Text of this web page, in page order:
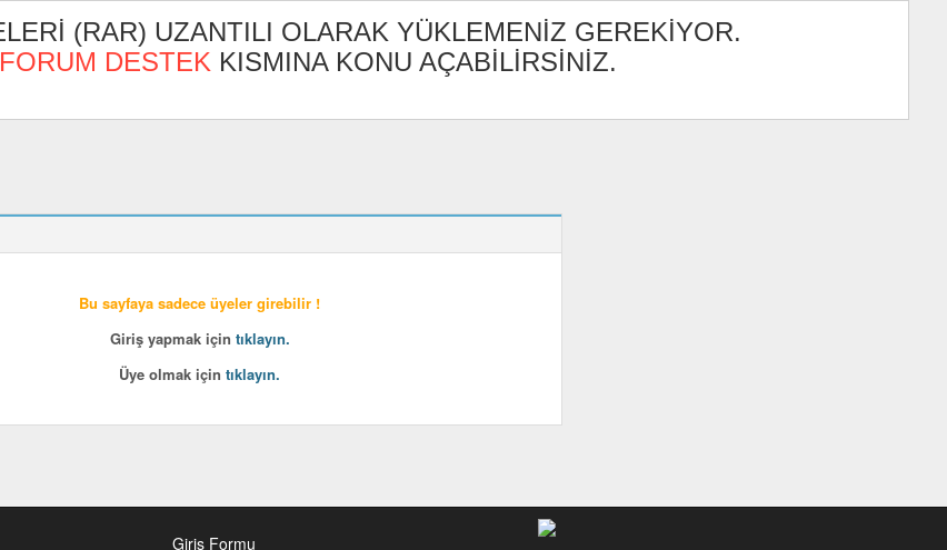
(RAR) UZANTILI OLARAK YÜKLEMENİZ GEREKİYOR.
FORUM DESTEK KISMINA KONU AÇABİLİRSİNİZ.
Bu sayfaya sadece üyeler girebilir !
Giriş yapmak için tıklayın.
Üye olmak içintıklayın.
Giriş Formu